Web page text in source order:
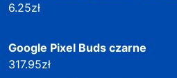
6.25zł
Google Pixel Buds czarne
317.95zł